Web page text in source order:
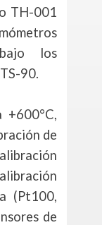
TH-001
los
90.
+600°C,
de
(Pt100,
de